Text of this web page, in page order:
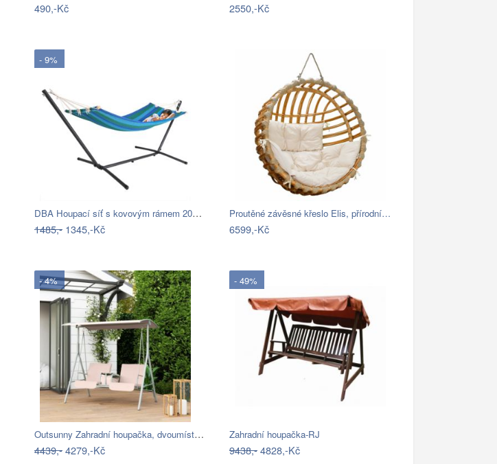
490,-Kč 2550,-Kč
- 9%
DBA Houpací síť s kovovým rámem 200 x…
1485,- 1345,-Kč
Proutěné závěsné křeslo Elis, přírodní…
6599,-Kč
- 4%
Outsunny Zahradní houpačka, dvoumístná,…
4439,-4279,-Kč
- 49%
Zahradní houpačka-RJ
9438,-4828,-Kč